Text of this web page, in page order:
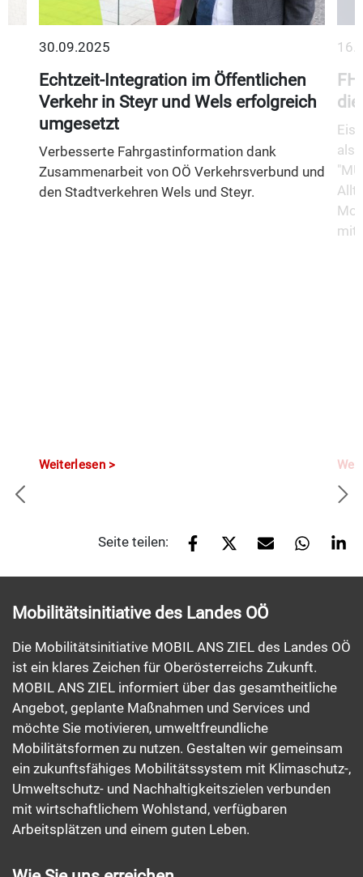
30.09.2025
Echtzeit-Integration im Öffentlichen
Verkehr in Steyr und Wels erfolgreich
umgesetzt
Verbesserte Fahrgastinformation dank
Zusammenarbeit von OÖ Verkehrsverbund und
den Stadtverkehren Wels und Steyr.
Weiterlesen
als
Seite teilen:
Mobilitätsinitiative des Landes OÖ
Die Mobilitätsinitiative MOBIL ANS ZIEL des Landes OÖ
ist ein klares Zeichen für Oberösterreichs Zukunft.
MOBIL ANS ZIEL informiert über das gesamtheitliche
Angebot, geplante Maßnahmen und Services und
möchte Sie motivieren, umweltfreundliche
Mobilitätsformen zu nutzen. Gestalten wir gemeinsam
ein zukunftsfähiges Mobilitätssystem mit Klimaschutz-,
Umweltschutz- und Nachhaltigkeitszielen verbunden
mit wirtschaftlichem Wohlstand, verfügbaren
Arbeitsplätzen und einem guten Leben.